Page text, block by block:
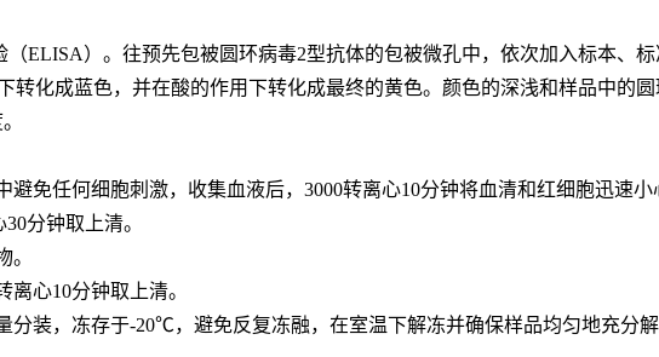
（ELISA）。 往预先包被圆环病毒2型抗体的包被微孔中，依次加入标本、标
化成蓝色，并在酸的作用下转化成最终的黄色。颜色的深浅和样品中的
免任何细胞刺激，收集血液后，3000转离心10分钟将血清和红细胞迅速小
分钟取上清。
。
心10分钟取上清。
装，冻存于-20℃，避免反复冻融，在室温下解冻并确保样品均匀地充分解